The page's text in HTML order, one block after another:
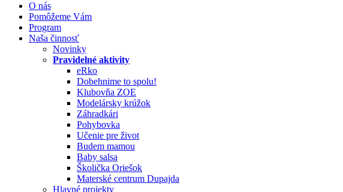
O nás
Pomôžeme Vám
Program
Naša činnosť
Novinky
Pravidelné aktivity
eRko
Dobehnime to spolu!
Klubovňa ZOE
Modelársky krúžok
Záhradkári
Pohybovka
Učenie pre život
Budem mamou
Baby salsa
Školička Oriešok
Materské centrum Dupajda
Hlavné projekty